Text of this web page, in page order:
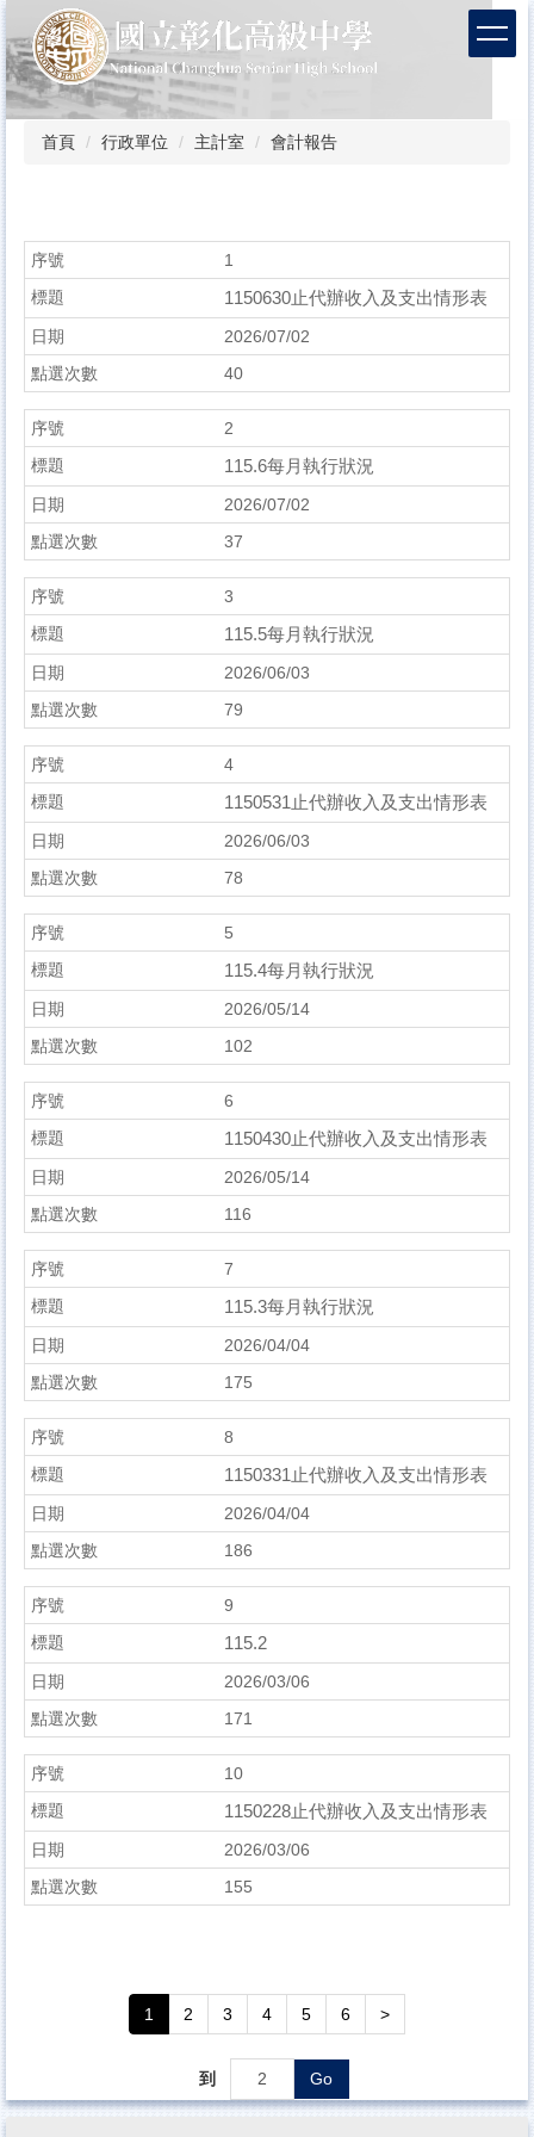
到
主
要
內
首頁 行政單位 主計室 會計報告
1
1150630止代辦收入及支出情形表
2026/07/02
40
2
115.6每月執行狀況
2026/07/02
37
3
115.5每月執行狀況
2026/06/03
79
4
1150531止代辦收入及支出情形表
2026/06/03
78
5
115.4每月執行狀況
2026/05/14
102
6
1150430止代辦收入及支出情形表
2026/05/14
116
7
115.3每月執行狀況
2026/04/04
175
8
1150331止代辦收入及支出情形表
2026/04/04
186
9
115.2
2026/03/06
171
10
1150228止代辦收入及支出情形表
2026/03/06
155
1 2 3 4 5 6 >
到 Go